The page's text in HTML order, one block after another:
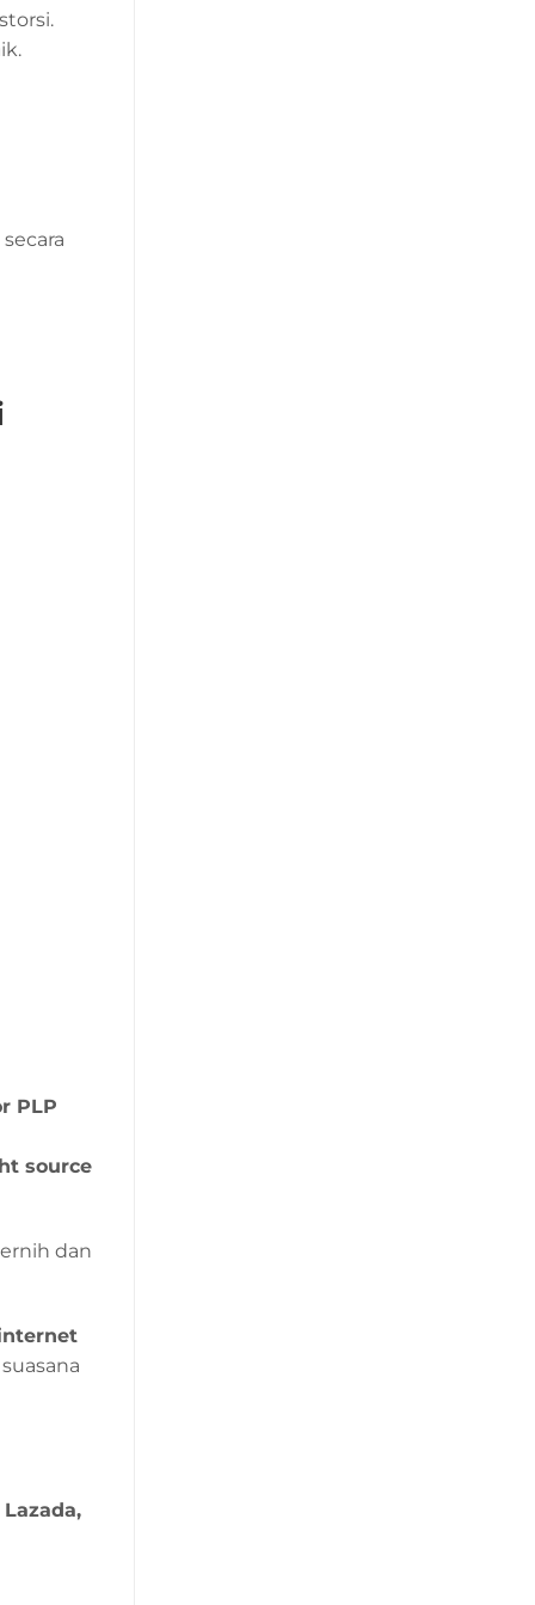
PLP
source
dan